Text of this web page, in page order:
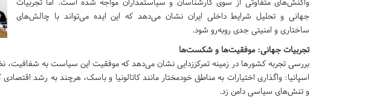
جهانی و تحلیل شرایط داخلی ایران نشان می‌دهد که این ایده می‌تواند با چالش‌های
ساختاری و امنیتی جدی روبه‌رو شود.
تجربیات جهانی: موفقیت‌ها و شکست‌ها
بررسی تجربه کشورها در زمینه تمرکززدایی نشان می‌دهد که موفقیت این سیاست به شفافیت،
اسپانیا: واگذاری اختیارات به مناطق خودمختار مانند کاتالونیا و باسک، هرچند به رشد
و تنش‌های سیاسی دامن زد.